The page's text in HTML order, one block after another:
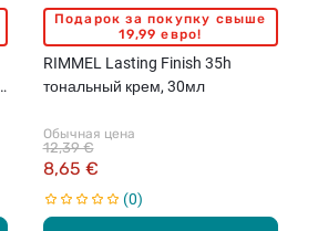
Подарок за покупку свыше
19,99 евро!
RIMMEL Lasting Finish 35h
тональный крем, 30мл
Обычная цена
8,65 €
12,39 €
0